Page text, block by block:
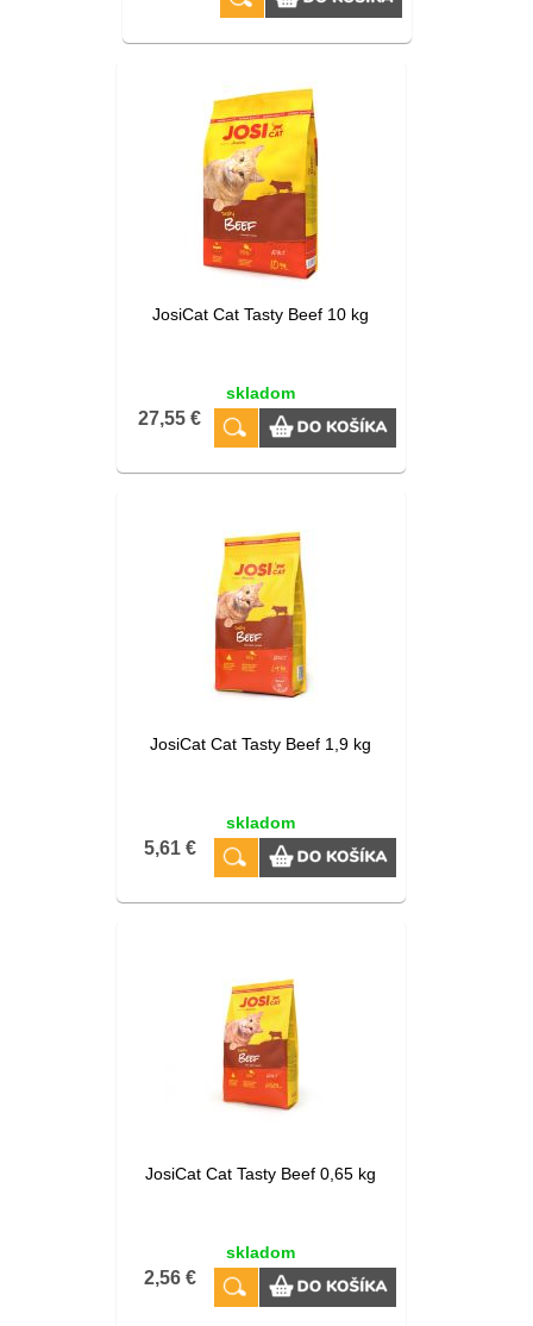
JosiCat Cat Tasty Beef 10 kg
skladom
27,55 €
JosiCat Cat Tasty Beef 1,9 kg
skladom
5,61 €
JosiCat Cat Tasty Beef 0,65 kg
skladom
2,56 €